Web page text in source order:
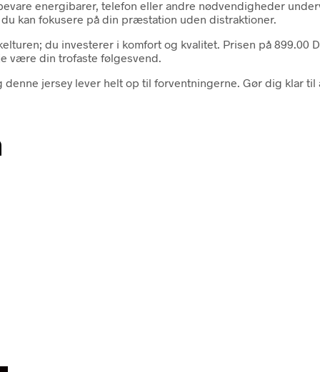
energibarer, telefon eller andre nødvendigheder
kan fokusere på din præstation uden distraktioner.
du investerer i komfort og kvalitet. Prisen på
være din trofaste følgesvend.
jersey lever helt op til forventningerne. Gør dig klar til